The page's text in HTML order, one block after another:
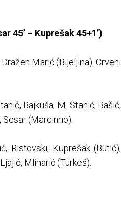
45’ – Kuprešak 45+1’)
Marić (Bijeljina). Crveni
Bajkuša, M. Stanić, Bašić,
(Marcinho).
Ristovski, Kuprešak (Butić),
Mlinarić (Turkeš).